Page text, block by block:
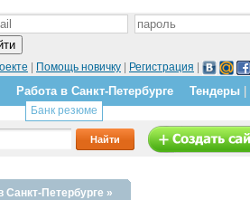
Помощь новичку Регистрация
Работа в Санкт-Петербурге
Банк резюме
Тендеры
Санкт-Петербурге »